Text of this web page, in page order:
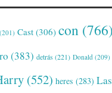
(201) Cast (306) con (766)
(383) detrás (221) Donald (209)
(552) heres (283) Las